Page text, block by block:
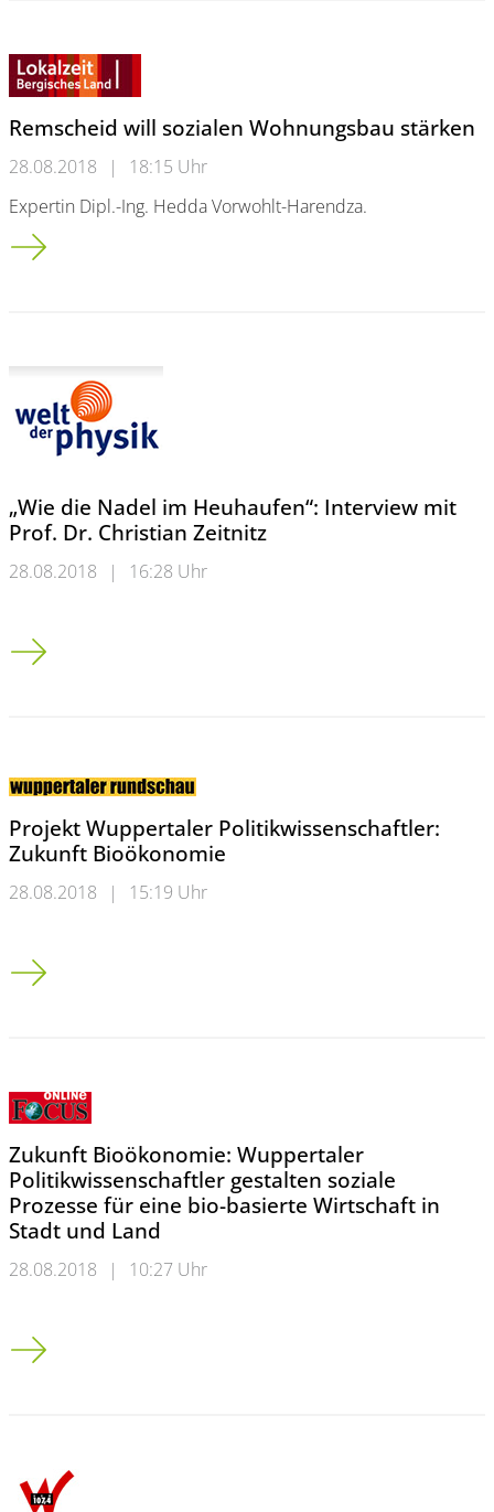
Remscheid will sozialen Wohnungsbau stärken
28.08.2018 |
18:15 Uhr
Expertin Dipl.-Ing. Hedda Vorwohlt-Harendza.
Remscheid will sozialen Wohnungsbau stärken
„Wie die Nadel im Heuhaufen“: Interview mit
Prof. Dr. Christian Zeitnitz
28.08.2018 | 16:28 Uhr
„Wie die Nadel im Heuhaufen“: Interview mit Prof. Dr.
Projekt Wuppertaler Politikwissenschaftler:
Zukunft Bioökonomie
28.08.2018 | 15:19 Uhr
Projekt Wuppertaler Politikwissenschaftler: Zukunft
Zukunft Bioökonomie: Wuppertaler
Politikwissenschaftler gestalten soziale
Prozesse für eine bio-basierte Wirtschaft in
Stadt und Land
28.08.2018 | 10:27 Uhr
Zukunft Bioökonomie: Wuppertaler Politikwissenschaftler